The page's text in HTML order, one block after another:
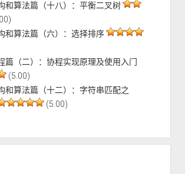
和算法篇（十八）：平衡二叉树
和算法篇（六）：选择排序
篇（二）：协程实现原理及使用入门
(5.00)
和算法篇（十二）：字符串匹配之
(5.00)